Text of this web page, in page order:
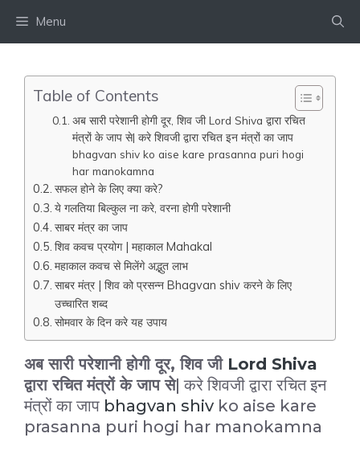
Menu
Table of Contents
अब सारी परेशानी होगी दूर, शिव जी Lord Shiva द्वारा रचित
मंत्रों के जाप से| करे शिवजी द्वारा रचित इन मंत्रों का जाप
bhagvan shiv ko aise kare prasanna puri hogi
har manokamna
सफल होने के लिए क्या करे?
ये गलतिया बिल्कुल ना करे, वरना होगी परेशानी
साबर मंत्र का जाप
शिव कवच प्रयोग | महाकाल Mahakal
महाकाल कवच से मिलेंगे अद्भुत लाभ
साबर मंत्र | शिव को प्रसन्न Bhagvan shiv करने के लिए
उच्चारित शब्द
सोमवार के दिन करे यह उपाय
अब सारी परेशानी होगी दूर, शिव जी Lord Shiva
द्वारा रचित मंत्रों के जाप से| करे शिवजी द्वारा रचित इन
मंत्रों का जाप bhagvan shiv ko aise kare
prasanna puri hogi har manokamna